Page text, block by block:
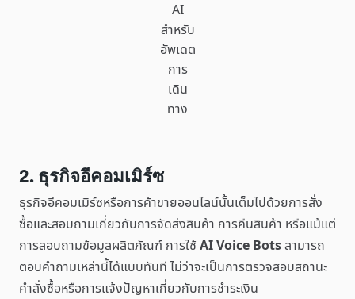
AI
สำหรับ
อัพเดต
การ
เดิน
ทาง
2. ธุรกิจอีคอมเมิร์ซ
ธุรกิจอีคอมเมิร์ซหรือการค้าขายออนไลน์นั้นเต็มไปด้วยการสั่ง
ซื้อและสอบถามเกี่ยวกับการจัดส่งสินค้า การคืนสินค้า หรือแม้แต่
การสอบถามข้อมูลผลิตภัณฑ์ การใช้ AI Voice Botsสามารถ
ตอบคำถามเหล่านี้ได้แบบทันที ไม่ว่าจะเป็นการตรวจสอบสถานะ
คำสั่งซื้อหรือการแจ้งปัญหาเกี่ยวกับการชำระเงิน